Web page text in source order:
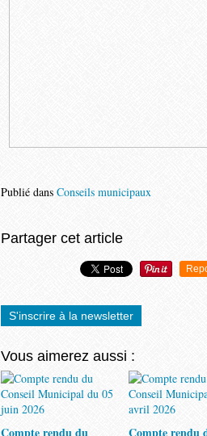
Publié dans Conseils municipaux
Partager cet article
S'inscrire à la newsletter
Vous aimerez aussi :
Compte rendu du Compte rendu